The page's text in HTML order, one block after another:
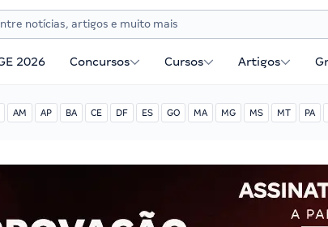
2026 Concursos Cursos Artigos
AM AP BA CE DF ES GO MA MG MS MT PA